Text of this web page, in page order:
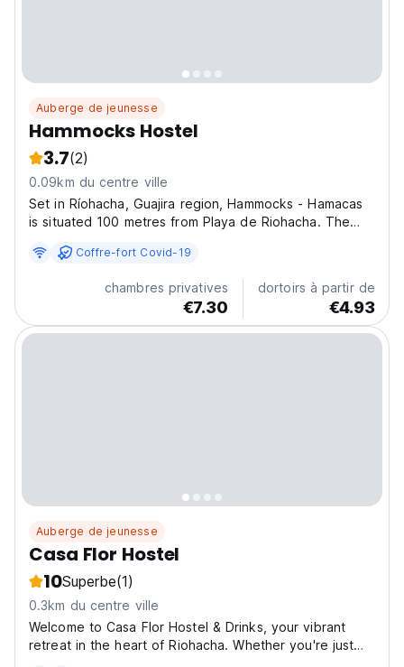
Auberge de jeunesse
Hammocks Hostel
3.7(2)
0.09km du centre ville
Set in Ríohacha, Guajira region, Hammocks - Hamacas
is situated 100 metres from Playa de Riohacha. The
shuttle service. At the hostel, the rooms come with a
wardrobe. At Hammocks - Hamacas, all rooms...
Coffre-fort Covid-19
chambres privatives
€7.30
dortoirs à partir de
€4.93
Auberge de jeunesse
Casa Flor Hostel
10Superbe(1)
0.3km du centre ville
Welcome to Casa Flor Hostel & Drinks, your vibrant
retreat in the heart of Riohacha. Whether you're just